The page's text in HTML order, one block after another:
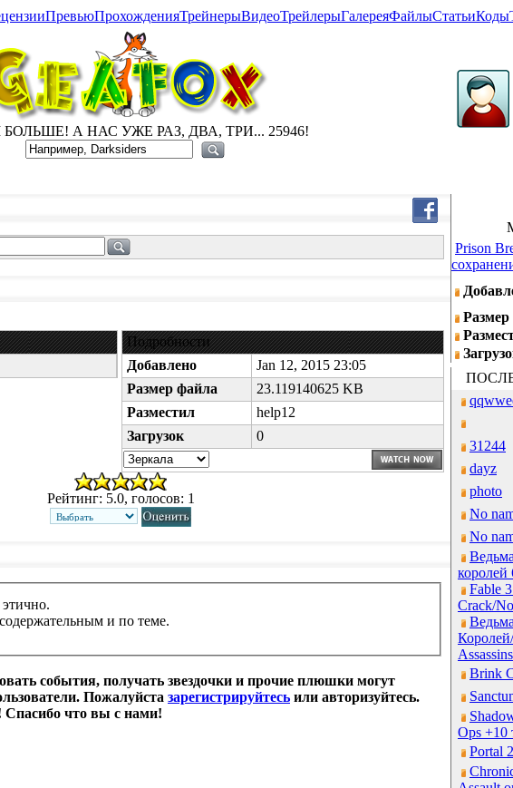
ПревьюПрохожденияТрейнерыВидеоТрейлерыГалереяФайлыСтатьиКоды
А НАС УЖЕ РАЗ, ДВА, ТРИ... 25946!
Подробности
Добавлено
Jan 12, 2015 23:05
Размер файла
23.119140625 KB
Разместил
help12
Загрузок
0
Рейтинг: 5.0, голосов: 1
и по теме.
события, получать звездочки и прочие плюшки могут
Пожалуйста зарегистрируйтесь или авторизуйтесь.
что вы с нами!
Prison
31244
dayz
photo
No
No
королей
Fable
Crack/
Brink
Ops +10
Portal